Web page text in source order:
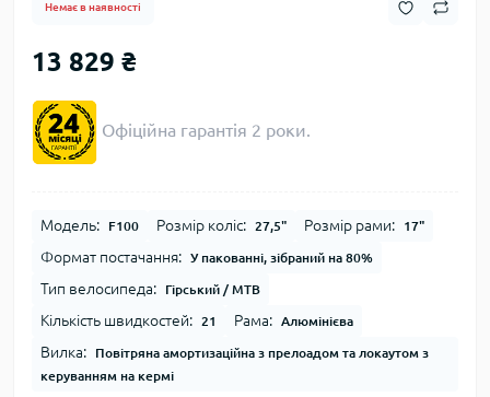
Немає в наявності
13 829 ₴
Офіційна гарантія 2 роки.
Модель: F100 Розмір коліс: 27,5" Розмір рами: 17"
Формат постачання: У пакованні, зібраний на 80%
Тип велосипеда: Гірський / MTB
Кількість швидкостей: 21 Рама: Алюмінієва
Вилка:
Повітряна амортизаційна з прелоадом та локаутом з
керуванням на кермі